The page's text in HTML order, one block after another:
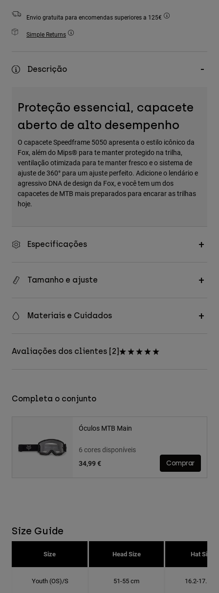
All Accessories
Ver tudo
Envio gratuita para encomendas superiores a 125€
Simple Returns
Descrição
Proteção essencial, capacete
aberto de alto desempenho
O capacete Speedframe 5050 apresenta o estilo icônico da
Fox, além do Mips® para te manter protegido na trilha,
ventilação otimizada para te manter fresco e o sistema de
ajuste de 360° para um ajuste perfeito. Adicione o lendário e
agressivo DNA de design da Fox, e você tem um dos
capacetes de MTB mais preparados para encarar as trilhas
hoje.
Especificações
Tamanho e ajuste
Materiais e Cuidados
Avaliações dos clientes [2]
Completa o conjunto
Óculos MTB Main
6 cores disponíveis
34,99 €
Comprar
Size Guide
Size Head Size Hat Size
Youth (OS)/S 51-55 cm 16.2-17.5